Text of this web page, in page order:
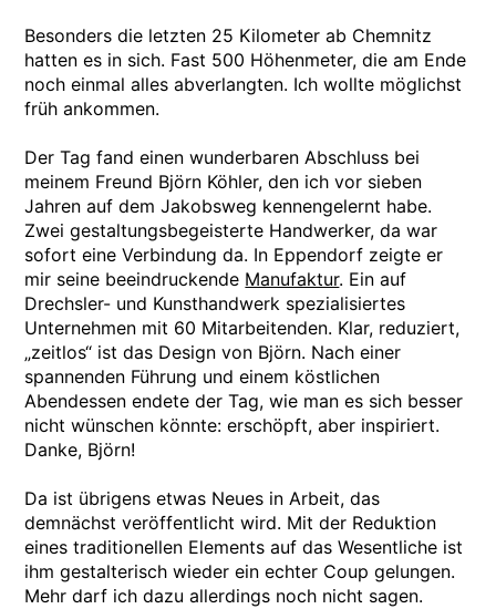
Besonders die letzten 25 Kilometer ab Chemnitz
hatten es in sich. Fast 500 Höhenmeter, die am Ende
noch einmal alles abverlangten. Ich wollte möglichst
früh ankommen.
Der Tag fand einen wunderbaren Abschluss bei
meinem Freund Björn Köhler, den ich vor sieben
Jahren auf dem Jakobsweg kennengelernt habe.
Zwei gestaltungsbegeisterte Handwerker, da war
sofort eine Verbindung da. In Eppendorf zeigte er
mir seine beeindruckende Manufaktur. Ein auf
Drechsler- und Kunsthandwerk spezialisiertes
Unternehmen mit 60 Mitarbeitenden. Klar, reduziert,
„zeitlos“ ist das Design von Björn. Nach einer
spannenden Führung und einem köstlichen
Abendessen endete der Tag, wie man es sich besser
nicht wünschen könnte: erschöpft, aber inspiriert.
Danke, Björn!
Da ist übrigens etwas Neues in Arbeit, das
demnächst veröffentlicht wird. Mit der Reduktion
eines traditionellen Elements auf das Wesentliche ist
ihm gestalterisch wieder ein echter Coup gelungen.
Mehr darf ich dazu allerdings noch nicht sagen.